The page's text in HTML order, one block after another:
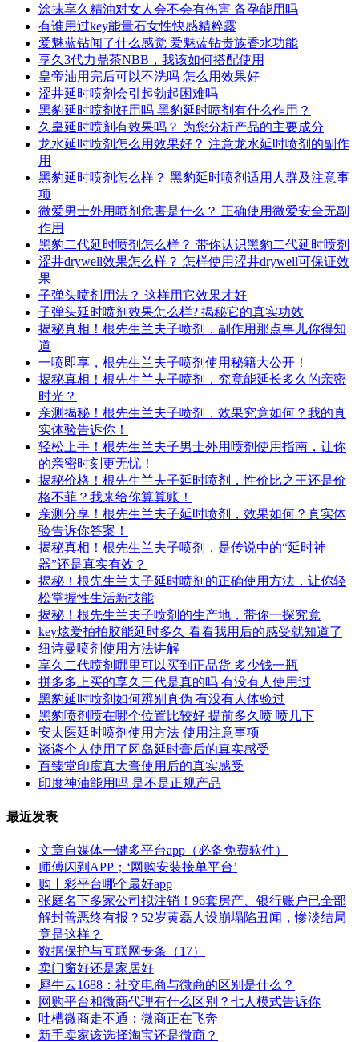
涂抹享久精油对女人会不会有伤害 备孕能用吗
有谁用过key能量石女性快感精粹露
爱魅蓝钻闻了什么感觉 爱魅蓝钻贵族香水功能
享久3代力鼎茶NBB，我该如何搭配使用
皇帝油用完后可以不洗吗 怎么用效果好
涩井延时喷剂会引起勃起困难吗
黑豹延时喷剂好用吗 黑豹延时喷剂有什么作用？
久皇延时喷剂有效果吗？ 为您分析产品的主要成分
龙水延时喷剂怎么用效果好？ 注意龙水延时喷剂的副作
用
黑豹延时喷剂怎么样？ 黑豹延时喷剂适用人群及注意事
项
微爱男士外用喷剂危害是什么？ 正确使用微爱安全无副
作用
黑豹二代延时喷剂怎么样？ 带你认识黑豹二代延时喷剂
涩井drywell效果怎么样？ 怎样使用涩井drywell可保证效
果
子弹头喷剂用法？ 这样用它效果才好
子弹头延时喷剂效果怎么样? 揭秘它的真实功效
揭秘真相！根先生兰夫子喷剂，副作用那点事儿你得知
道
一喷即享，根先生兰夫子喷剂使用秘籍大公开！
揭秘真相！根先生兰夫子喷剂，究竟能延长多久的亲密
时光？
亲测揭秘！根先生兰夫子喷剂，效果究竟如何？我的真
实体验告诉你！
轻松上手！根先生兰夫子男士外用喷剂使用指南，让你
的亲密时刻更无忧！
揭秘价格！根先生兰夫子延时喷剂，性价比之王还是价
格不菲？我来给你算算账！
亲测分享！根先生兰夫子延时喷剂，效果如何？真实体
验告诉你答案！
揭秘真相！根先生兰夫子喷剂，是传说中的“延时神
器”还是真实有效？
揭秘！根先生兰夫子延时喷剂的正确使用方法，让你轻
松掌握性生活新技能
揭秘！根先生兰夫子喷剂的生产地，带你一探究竟
key炫爱拍拍胶能延时多久 看看我用后的感受就知道了
纽诗曼喷剂使用方法讲解
享久二代喷剂哪里可以买到正品货 多少钱一瓶
拼多多上买的享久三代是真的吗 有没有人使用过
黑豹延时喷剂如何辨别真伪 有没有人体验过
黑豹喷剂喷在哪个位置比较好 提前多久喷 喷几下
安太医延时喷剂使用方法 使用注意事项
谈谈个人使用了冈岛延时膏后的真实感受
百臻堂印度真大膏使用后的真实感受
印度神油能用吗 是不是正规产品
最近发表
文章自媒体一键多平台app（必备免费软件）
师傅闪到APP；‘网购安装接单平台’
购丨彩平台哪个最好app
张庭名下多家公司拟注销！96套房产、银行账户已全部
解封善恶终有报？52岁黄磊人设崩塌陷丑闻，惨淡结局
竟是这样？
数据保护与互联网专条（17）
卖门窗好还是家居好
犀牛云1688：社交电商与微商的区别是什么？
网购平台和微商代理有什么区别？七人模式告诉你
吐槽微商走不通：微商正在飞奔
新手卖家该选择淘宝还是微商？